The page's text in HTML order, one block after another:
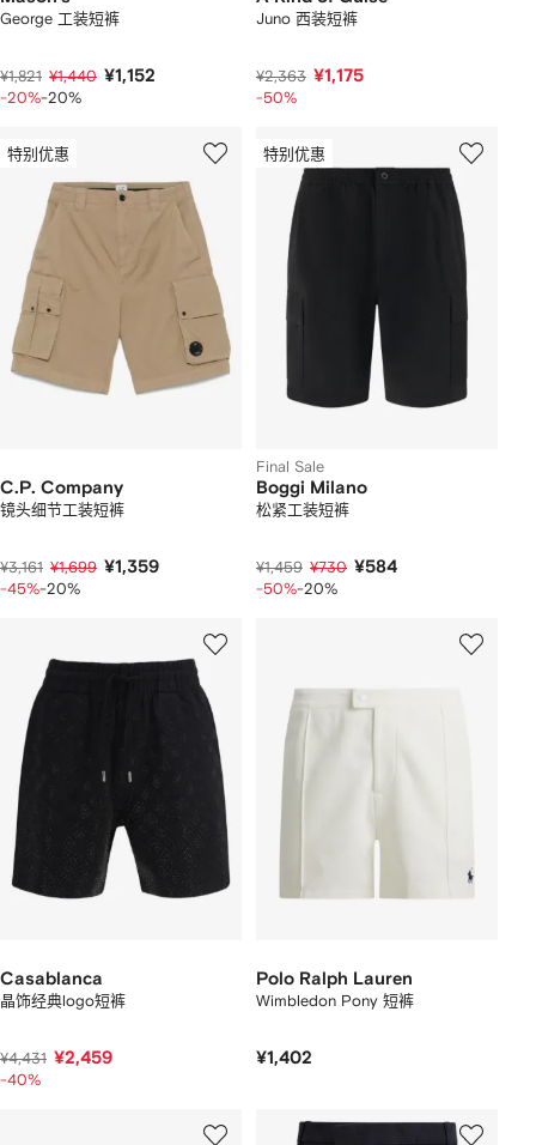
George 工装短裤
¥1,821 ¥1,440 ¥1,152
-20%-20%
Juno 西装短裤
¥2,363 ¥1,175
-50%
特别优惠
C.P. Company
镜头细节工装短裤
¥3,161 ¥1,699 ¥1,359
-45%-20%
特别优惠
Final Sale
Boggi Milano
松紧工装短裤
¥1,459 ¥730 ¥584
-50%-20%
Casablanca
晶饰经典logo短裤
¥4,431 ¥2,459
-40%
Polo Ralph Lauren
Wimbledon Pony 短裤
¥1,402